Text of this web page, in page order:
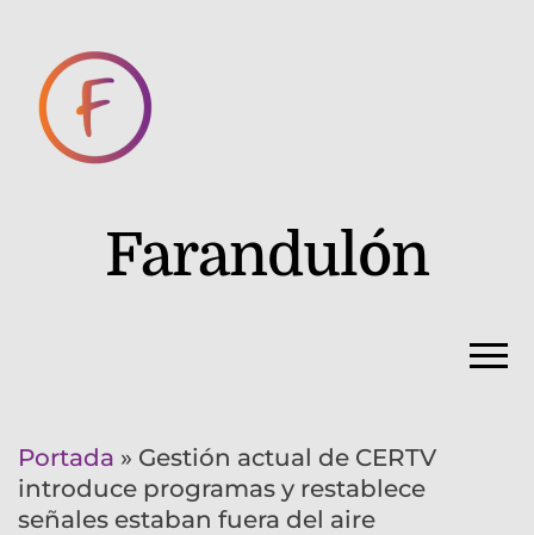
Farandulón
Portada » Gestión actual de CERTV
introduce programas y restablece
señales estaban fuera del aire